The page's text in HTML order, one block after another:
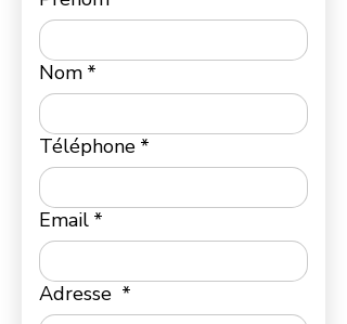
Nom *
Téléphone *
Email *
Adresse *